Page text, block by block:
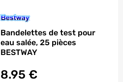
Bandelettes de test pour
eau salée, 25 pièces
BESTWAY
8.95 €